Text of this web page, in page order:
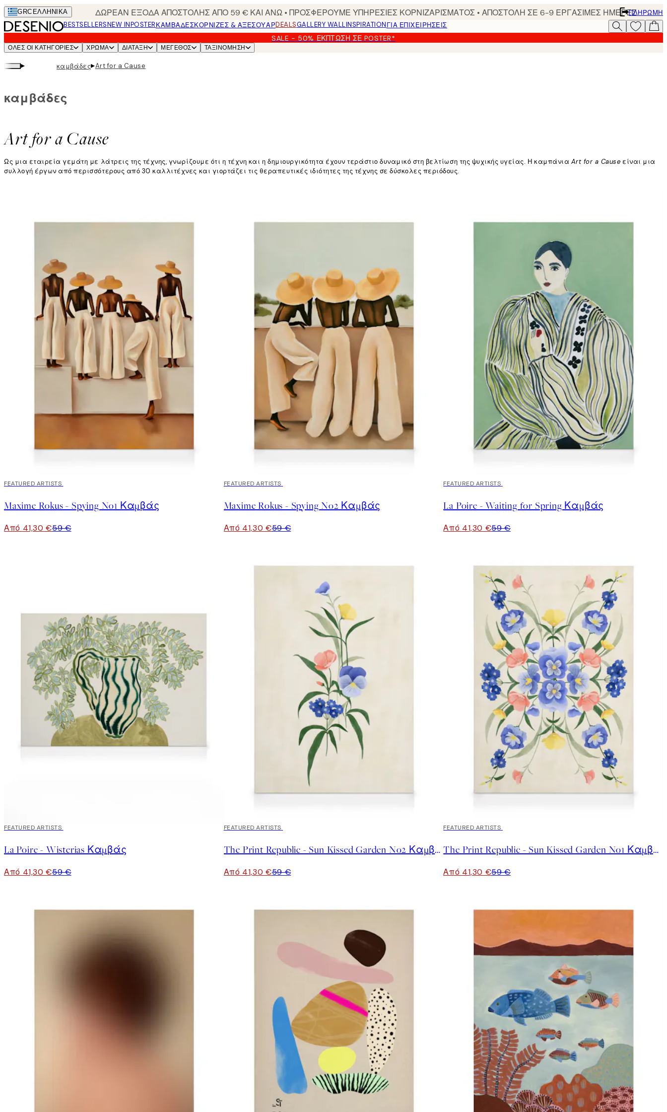
Skip
to
main
content.
GRC ΕΛΛΗΝΙΚΆ ΔΩΡΕΑΝ ΕΞΟΔΑ ΑΠΟΣΤΟΛΗΣ ΑΠΟ 59 € ΚΑΙ ΑΝΩ • ΠΡΟΣΦΕΡΟΥΜΕ ΥΠΗΡΕΣΙΕΣ ΚΟΡΝΙΖΑΡΙΣΜΑΤΟΣ • ΑΠΟΣΤΟΛΗ ΣΕ 6-9 ΕΡΓΑΣΙΜΕΣ ΗΜΕΡΕΣΠΛΗΡΩΜΉ
BESTSELLERSNEW INPOSTERΚΑΜΒΆΔΕΣΚΟΡΝΊΖΕΣ & ΑΞΕΣΟΥΆΡDEALSGALLERY WALLINSPIRATIONΓΙΑ ΕΠΙΧΕΙΡΗΣΕΙΣ
SALE - 50% ΈΚΠΤΩΣΗ ΣΕ POSTER*
ΌΛΕΣ ΟΙ ΚΑΤΗΓΟΡΊΕΣ ΧΡΩΜΑ ΔΙΑΤΑΞΗ ΜΕΓΕΘΟΣ ΤΑΞΙΝΌΜΗΣΗ
▸ καμβάδες▸Art for a Cause
Art for a Cause
καμβάδες
Ως μια εταιρεία γεμάτη με λάτρεις της τέχνης, γνωρίζουμε ότι η τέχνη και η δημιουργικότητα έχουν τεράστιο δυναμικό στη βελτίωση της ψυχικής υγείας. Η καμπάνια Art for a Cause είναι μια
συλλογή έργων από περισσότερους από 30 καλλιτέχνες και γιορτάζει τις θεραπευτικές ιδιότητες της τέχνης σε δύσκολες περιόδους.
30%*
FEATURED ARTISTS
Maxime Rokus - Spying No1 Καμβάς
Από 41,30 €59 €
30%*
FEATURED ARTISTS
Maxime Rokus - Spying No2 Καμβάς
Από 41,30 €59 €
30%*
FEATURED ARTISTS
La Poire - Waiting for Spring Καμβάς
Από 41,30 €59 €
30%*
FEATURED ARTISTS
La Poire - Wisterias Καμβάς
Από 41,30 €59 €
30%*
FEATURED ARTISTS
The Print Republic - Sun Kissed Garden No2 Καμβάς
Από 41,30 €59 €
30%*
FEATURED ARTISTS
The Print Republic - Sun Kissed Garden No1 Καμβάς
Από 41,30 €59 €